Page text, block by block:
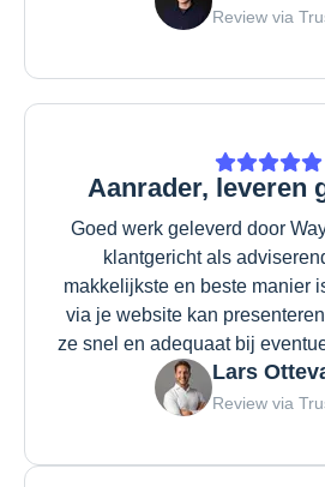
Review via
Aanrader, leveren
Goed werk geleverd door
klantgericht als
makkelijkste en beste manier
via je website kan
ze snel en adequaat bij
Lars
Review via